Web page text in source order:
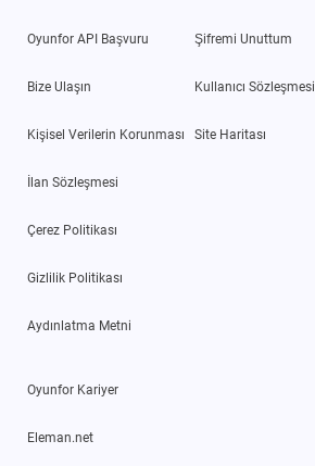
Oyunfor API Başvuru
Bize Ulaşın
Kişisel Verilerin Korunması
İlan Sözleşmesi
Çerez Politikası
Gizlilik Politikası
Aydınlatma Metni
Şifremi Unuttum
Kullanıcı Sözleşmesi
Site Haritası
Oyunfor Kariyer
Eleman.net